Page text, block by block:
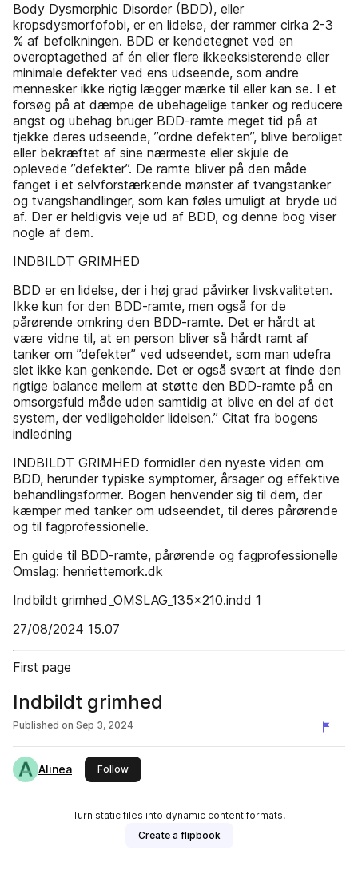
Body Dysmorphic Disorder (BDD), eller
kropsdysmorfofobi, er en lidelse, der rammer cirka 2-3
% af befolkningen. BDD er kendetegnet ved en
overoptagethed af én eller flere ikkeeksisterende eller
minimale defekter ved ens udseende, som andre
mennesker ikke rigtig lægger mærke til eller kan se. I et
forsøg på at dæmpe de ubehagelige tanker og reducere
angst og ubehag bruger BDD-ramte meget tid på at
tjekke deres udseende, ”ordne defekten”, blive beroliget
eller bekræftet af sine nærmeste eller skjule de
oplevede ”defekter”. De ramte bliver på den måde
fanget i et selvforstærkende mønster af tvangstanker
og tvangshandlinger, som kan føles umuligt at bryde ud
af. Der er heldigvis veje ud af BDD, og denne bog viser
nogle af dem.
INDBILDT GRIMHED
BDD er en lidelse, der i høj grad påvirker livskvaliteten.
Ikke kun for den BDD-ramte, men også for de
pårørende omkring den BDD-ramte. Det er hårdt at
være vidne til, at en person bliver så hårdt ramt af
tanker om ”defekter” ved udseendet, som man udefra
slet ikke kan genkende. Det er også svært at finde den
rigtige balance mellem at støtte den BDD-ramte på en
omsorgsfuld måde uden samtidig at blive en del af det
system, der vedligeholder lidelsen.” Citat fra bogens
indledning
INDBILDT GRIMHED formidler den nyeste viden om
BDD, herunder typiske symptomer, årsager og effektive
behandlingsformer. Bogen henvender sig til dem, der
kæmper med tanker om udseendet, til deres pårørende
og til fagprofessionelle.
En guide til BDD-ramte, pårørende og fagprofessionelle
Omslag: henriettemork.dk
Indbildt grimhed_OMSLAG_135x210.indd 1
27/08/2024 15.07
First page
Indbildt grimhed
Published on Sep 3, 2024
Alinea Followthis publisher
Turn static files into dynamic content formats.
Create a flipbook